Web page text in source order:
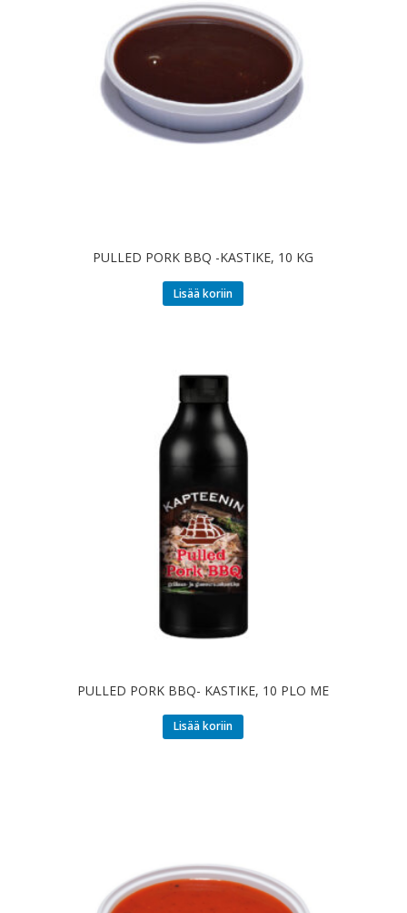
PULLED PORK BBQ -KASTIKE, 10 KG
Lisää koriin
PULLED PORK BBQ- KASTIKE, 10 PLO ME
Lisää koriin